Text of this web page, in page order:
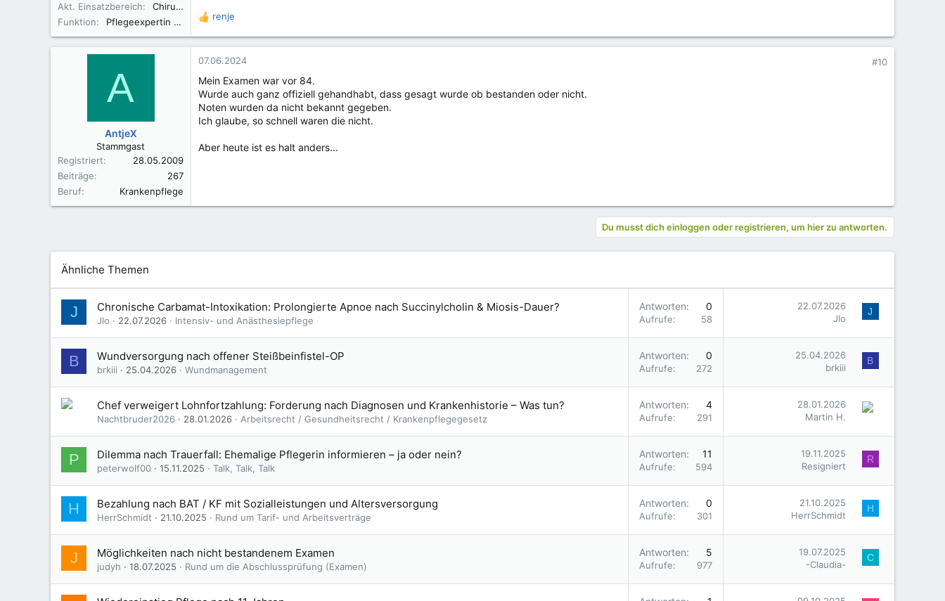
Akt. Einsatzbereich
Chirurgie
Funktion
Pflegeexpertin ANP
R
e
a
k
i
o
n
e
:
renje
A
AntjeX
Stammgast
Registriert
28.05.2009
Beiträge
267
Beruf
Krankenpflege
07.06.2024 #10
Mein Examen war vor 84.
Wurde auch ganz offiziell gehandhabt, dass gesagt wurde ob bestanden oder nicht.
Noten wurden da nicht bekannt gegeben.
Ich glaube, so schnell waren die nicht.
Aber heute ist es halt anders...
Du musst dich einloggen oder registrieren, um hier zu antworten.
Ähnliche Themen
J Chronische Carbamat-Intoxikation: Prolongierte Apnoe nach Succinylcholin & Miosis-Dauer?
Jlo 22.07.2026 Intensiv- und Anästhesiepflege
Antworten 0
Aufrufe 58
22.07.2026
Jlo
J
B Wundversorgung nach offener Steißbeinfistel-OP
brkiii 25.04.2026 Wundmanagement
Antworten 0
Aufrufe 272
25.04.2026
brkiii
B
Chef verweigert Lohnfortzahlung: Forderung nach Diagnosen und Krankenhistorie – Was tun?
Nachtbruder2026 28.01.2026 Arbeitsrecht / Gesundheitsrecht / Krankenpflegegesetz
Antworten 4
Aufrufe 291
28.01.2026
Martin H.
P Dilemma nach Trauerfall: Ehemalige Pflegerin informieren – ja oder nein?
peterwolf00 15.11.2025 Talk, Talk, Talk
Antworten 11
Aufrufe 594
19.11.2025
Resigniert
R
H Bezahlung nach BAT / KF mit Sozialleistungen und Altersversorgung
HerrSchmidt 21.10.2025 Rund um Tarif- und Arbeitsverträge
Antworten 0
Aufrufe 301
21.10.2025
HerrSchmidt
H
J Möglichkeiten nach nicht bestandenem Examen
judyh 18.07.2025 Rund um die Abschlussprüfung (Examen)
Antworten 5
Aufrufe 977
19.07.2025
-Claudia-
C